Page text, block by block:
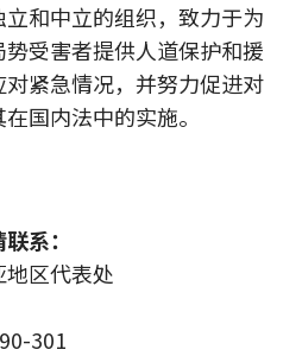
和中立的组织，致力于为
受害者提供人道保护和援
紧急情况，并努力促进对
国内法中的实施。
系：
区代表处
301